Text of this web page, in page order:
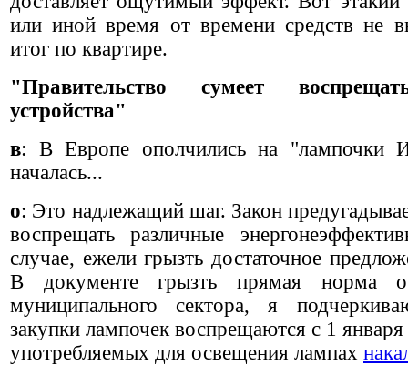
или иной время от времени средств не
итог по квартире.
"Правительство сумеет
устройства"
в: В Европе ополчились на "лампочки
началась...
о: Это надлежащий шаг. Закон
воспрещать различные
случае, ежели грызть достаточное
В документе грызть прямая норма
муниципального сектора, я
закупки лампочек воспрещаются с 1
употребляемых для освещения лампах